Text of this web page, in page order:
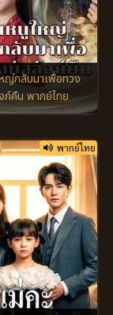
ญ่กลับมาเพื่อทวง
ก์คืน พากย์ไทย
พากย์ไทย